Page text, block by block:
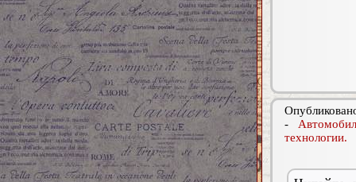
-
технологии.